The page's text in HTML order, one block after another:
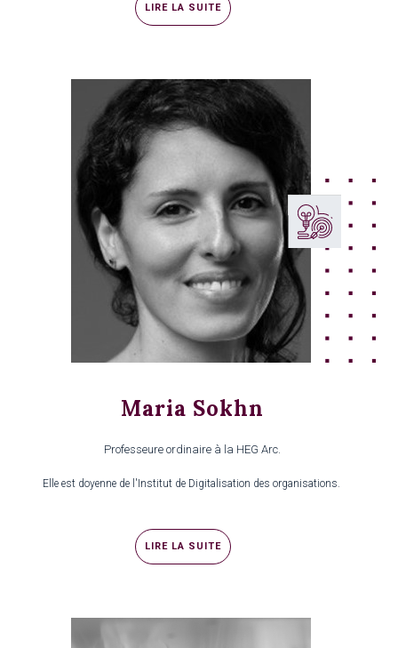
LIRE LA SUITE
Maria Sokhn
Professeure ordinaire à la HEG Arc.
Elle est doyenne de l'Institut de Digitalisation des organisations.
LIRE LA SUITE